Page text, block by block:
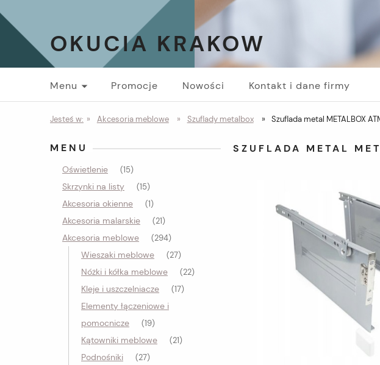
OKUCIA KRAKOW
Menu Promocje Nowości Kontakt i dane firmy
Jesteś w: » Akcesoria meblowe » Szuflady metalbox » Szuflada metal METALBOX
MENU
Oświetlenie (15)
Skrzynki na listy (15)
Akcesoria okienne (1)
Akcesoria malarskie (21)
Akcesoria meblowe (294)
Wieszaki meblowe (27)
Nóżki i kółka meblowe (22)
Kleje i uszczelniacze (17)
Elementy łączeniowe i
pomocnicze
(19)
Kątowniki meblowe (21)
Podnośniki (27)
SZUFLADA METAL